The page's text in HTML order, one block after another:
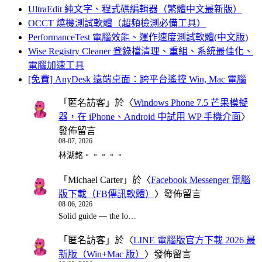
UltraEdit 純文字、程式碼編輯器（繁體中文最新版）
OCCT 燒機測試軟體（超頻檢測必備工具）
PerformanceTest 電腦效能、運作速度測試軟體(中文版)
Wise Registry Cleaner 登錄檔清理、重組、系統最佳化、
電腦加速工具
[免費] AnyDesk 遠端桌面：跨平台遙控 Win, Mac 電腦
「 匿名訪客 」於〈Windows Phone 7.5 芒果模擬
器，在 iPhone、Android 中試用 WP 手機介面〉
發佈留言
08-07, 2026
林湖銘。。。。。
「 Michael Carter」於〈Facebook Messenger 電腦
版下載（FB傳訊軟體） 〉發佈留言
08-06, 2026
Solid guide — the lo…
「 匿名訪客 」於〈LINE 電腦版官方下載 2026 最
新版（Win+Mac 版） 〉發佈留言